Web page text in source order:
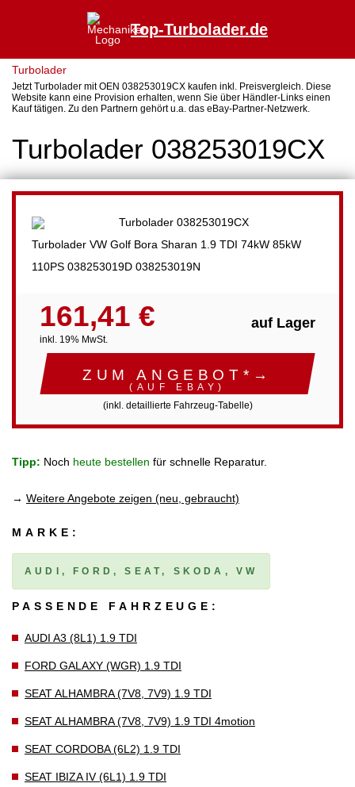
Top-Turbolader.de
Turbolader
Jetzt Turbolader mit OEN 038253019CX kaufen inkl. Preisvergleich. Diese
Website kann eine Provision erhalten, wenn Sie über Händler-Links einen
Kauf tätigen. Zu den Partnern gehört u.a. das eBay-Partner-Netzwerk.
Turbolader 038253019CX
Turbolader VW Golf Bora Sharan 1.9 TDI 74kW 85kW
110PS 038253019D 038253019N
161,41 €
inkl. 19% MwSt.
auf Lager
ZUM ANGEBOT*→
(AUF EBAY)
(inkl. detaillierte Fahrzeug-Tabelle)
Tipp: Noch heute bestellen für schnelle Reparatur.
→ Weitere Angebote zeigen (neu, gebraucht)
MARKE:
AUDI, FORD, SEAT, SKODA, VW
PASSENDE FAHRZEUGE:
AUDI A3 (8L1) 1.9 TDI
FORD GALAXY (WGR) 1.9 TDI
SEAT ALHAMBRA (7V8, 7V9) 1.9 TDI
SEAT ALHAMBRA (7V8, 7V9) 1.9 TDI 4motion
SEAT CORDOBA (6L2) 1.9 TDI
SEAT IBIZA IV (6L1) 1.9 TDI